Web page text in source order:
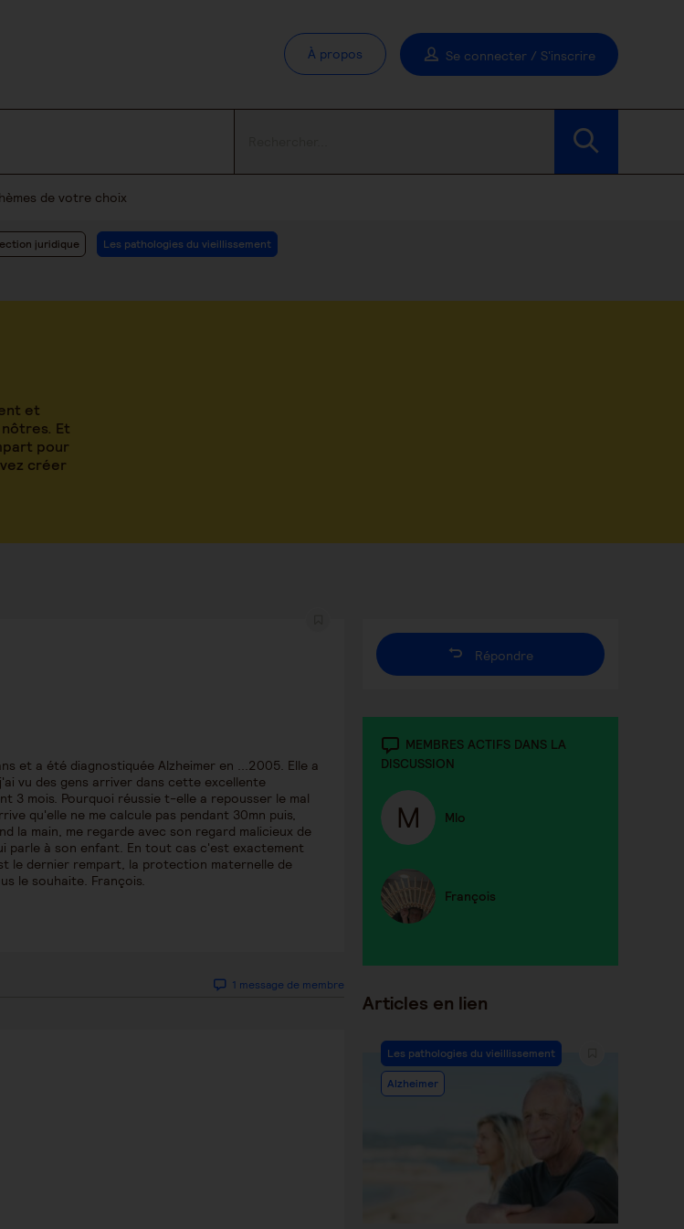
À propos Se connecter / S'inscrire
de votre choix
juridique Les pathologies du vieillissement
et
Et
pour
créer
et a été diagnostiquée Alzheimer en ...2005. Elle a
vu des gens arriver dans cette excellente
3 mois. Pourquoi réussie t-elle a repousser le mal
qu'elle ne me calcule pas pendant 30mn puis,
la main, me regarde avec son regard malicieux de
parle à son enfant. En tout cas c'est exactement
le dernier rempart, la protection maternelle de
le souhaite. François.
1 message de membre
Répondre
MEMBRES ACTIFS DANS LA
DISCUSSION
Mlo
François
Articles en lien
Les pathologies du vieillissement
Alzheimer